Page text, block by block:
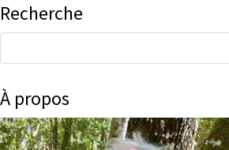
Recherche
À propos